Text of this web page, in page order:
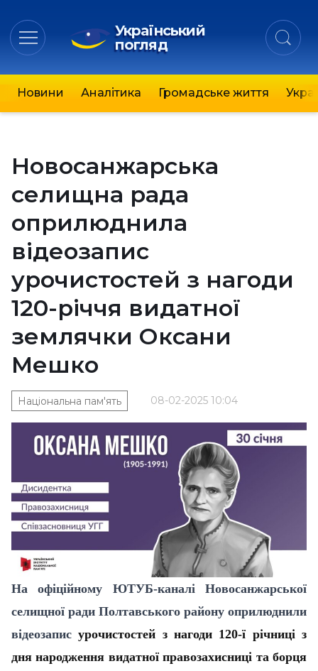
Український
погляд
Новини Аналітика Громадське життя
Новосанжарська
селищна рада
оприлюднила
відеозапис
урочистостей з нагоди
120-річчя видатної
землячки Оксани
Мешко
08-02-2025 10:04
Національна пам'ять
На офіційному ЮТУБ-каналі Новосанжарської
селищної ради Полтавського району оприлюднили
відеозаписурочистостей з нагоди 120-ї річниці з
дня народження видатної правозахисниці та борця